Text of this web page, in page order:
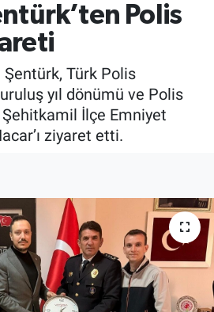
Polis
Şentürk, Türk Polis
yıl dönümü ve Polis
Şehitkamil İlçe Emniyet
ziyaret etti.
Haritası
ve Fikstür